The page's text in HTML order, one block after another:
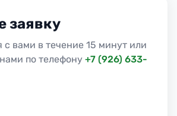
заявку
вами в течение 15 минут или
по телефону +7 (926) 633-